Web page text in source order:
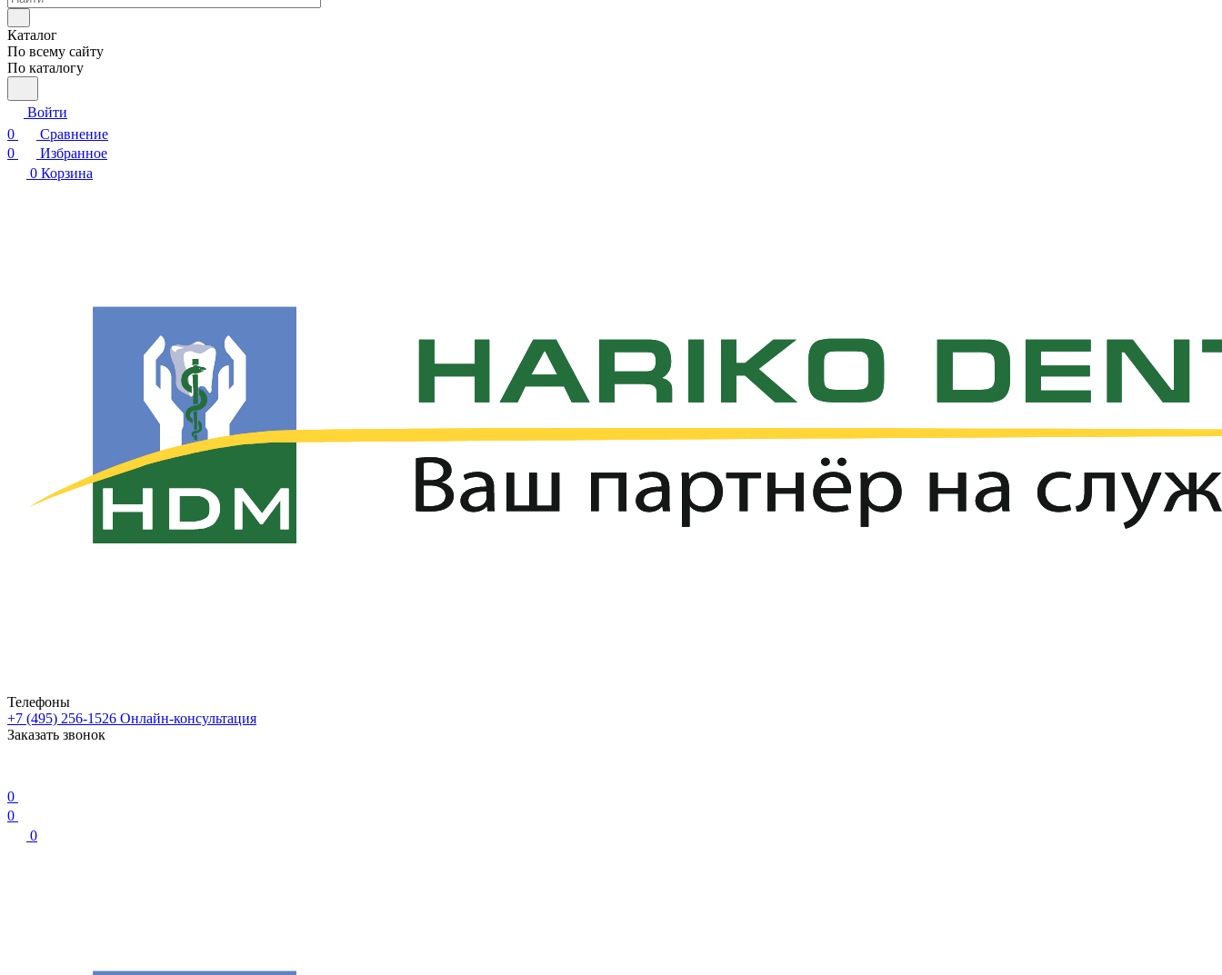
Каталог
По всему сайту
По каталогу
Войти
0
Сравнение
0
Избранное
0 Корзина
Телефоны
+7 (495) 256-1526 Онлайн-консультация
Заказать звонок
0
0
0